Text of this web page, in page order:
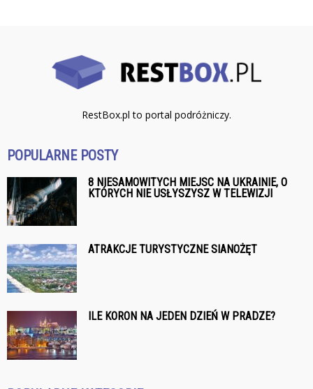
RestBox.pl to portal podróżniczy.
POPULARNE POSTY
8 NIESAMOWITYCH MIEJSC NA UKRAINIE, O
KTÓRYCH NIE USŁYSZYSZ W TELEWIZJI
ATRAKCJE TURYSTYCZNE SIANOŻĘT
ILE KORON NA JEDEN DZIEŃ W PRADZE?